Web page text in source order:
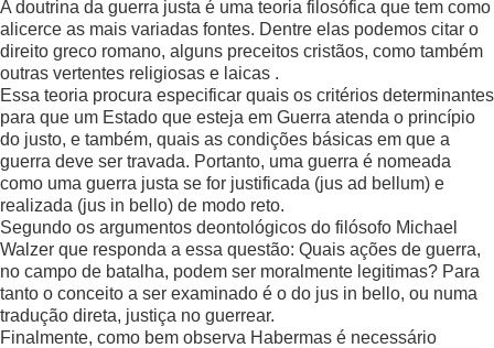
A doutrina da guerra justa é uma teoria filosófica que tem como
alicerce as mais variadas fontes. Dentre elas podemos citar o
direito greco romano, alguns preceitos cristãos, como também
outras vertentes religiosas e laicas .
Essa teoria procura especificar quais os critérios determinantes
para que um Estado que esteja em Guerra atenda o princípio
do justo, e também, quais as condições básicas em que a
guerra deve ser travada. Portanto, uma guerra é nomeada
como uma guerra justa se for justificada (jus ad bellum) e
realizada (jus in bello) de modo reto.
Segundo os argumentos deontológicos do filósofo Michael
Walzer que responda a essa questão: Quais ações de guerra,
no campo de batalha, podem ser moralmente legitimas? Para
tanto o conceito a ser examinado é o do jus in bello, ou numa
tradução direta, justiça no guerrear.
Finalmente, como bem observa Habermas é necessário